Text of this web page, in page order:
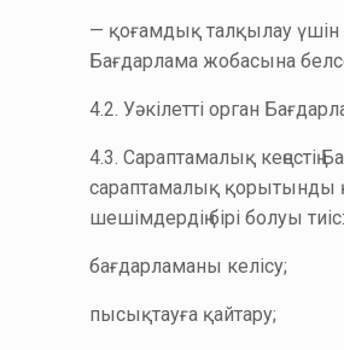
— қоғамдық талқылау үшін
Бағдарлама жобасына
4.2. Уәкілетті орган
4.3. Сараптамалық
сараптамалық қорытынды
шешімдердің бірі болуы тиіс:
бағдарламаны келісу;
пысықтауға қайтару;